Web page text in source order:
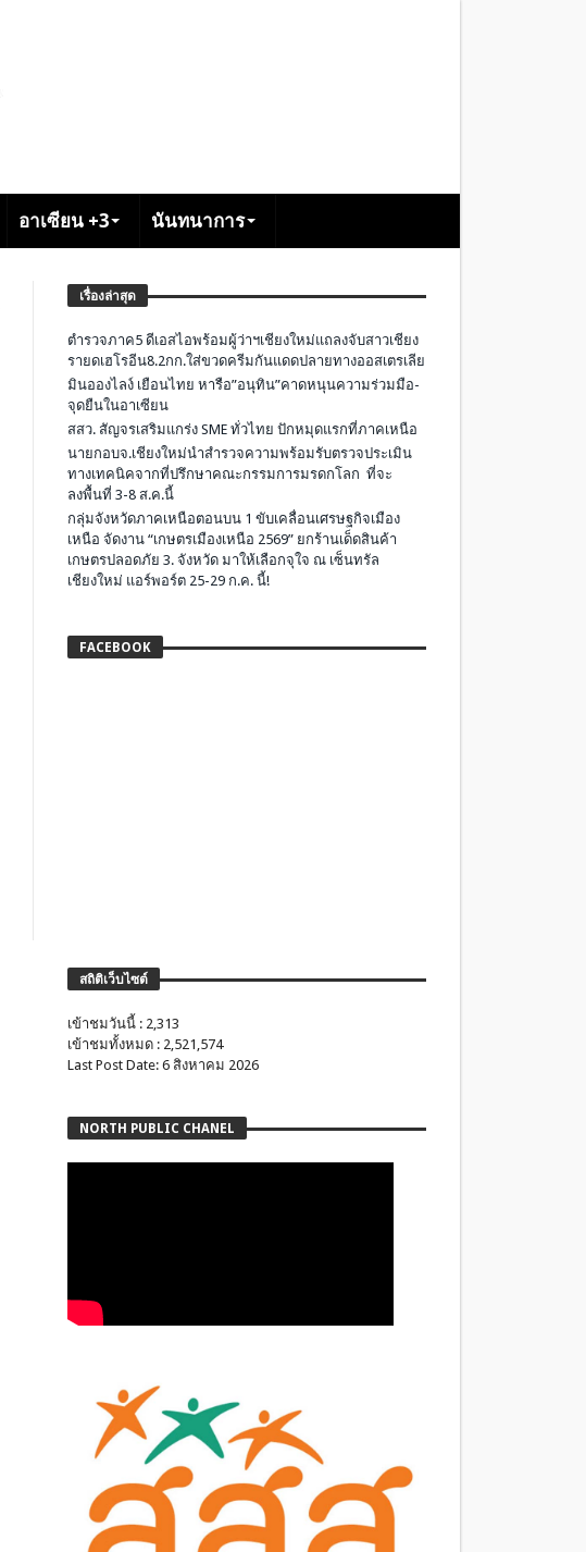
อาเซียน +3 นันทนาการ
เรื่องล่าสุด
ตำรวจภาค5 ดีเอสไอพร้อมผู้ว่าฯเชียงใหม่แถลงจับสาวเชียง
รายดเฮโรอีน8.2กก.ใส่ขวดครีมกันแดดปลายทางออสเตรเลีย
มินอองไลง์ เยือนไทย หารือ”อนุทิน”คาดหนุนความร่วมมือ-
จุดยืนในอาเซียน
สสว. สัญจรเสริมแกร่ง SME ทั่วไทย ปักหมุดแรกที่ภาคเหนือ
นายกอบจ.เชียงใหม่นำสำรวจความพร้อมรับตรวจประเมิน
ทางเทคนิคจากที่ปรึกษาคณะกรรมการมรดกโลก ที่จะ
ลงพื้นที่ 3-8 ส.ค.นี้
กลุ่มจังหวัดภาคเหนือตอนบน 1 ขับเคลื่อนเศรษฐกิจเมือง
เหนือ จัดงาน “เกษตรเมืองเหนือ 2569” ยกร้านเด็ดสินค้า
เกษตรปลอดภัย 3. จังหวัด มาให้เลือกจุใจ ณ เซ็นทรัล
เชียงใหม่ แอร์พอร์ต 25-29 ก.ค. นี้!
FACEBOOK
สถิติเว็บไซต์
เข้าชมวันนี้ : 2,313
เข้าชมทั้งหมด : 2,521,574
Last Post Date: 6 สิงหาคม 2026
NORTH PUBLIC CHANEL